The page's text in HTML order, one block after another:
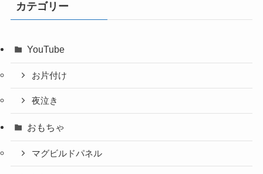
カテゴリー
YouTube
お片付け
夜泣き
おもちゃ
マグビルドパネル